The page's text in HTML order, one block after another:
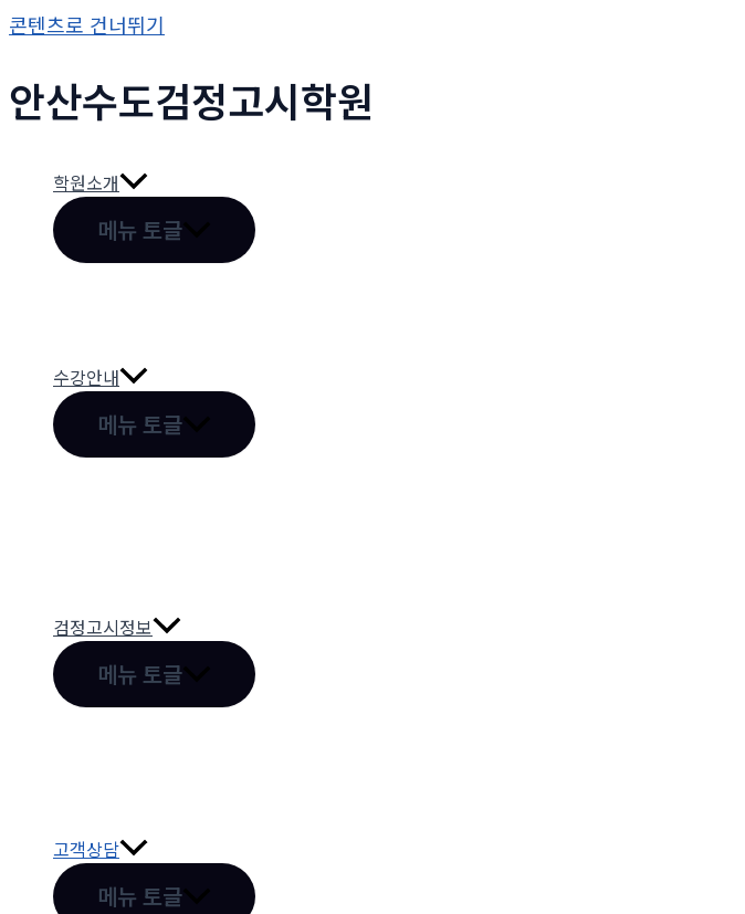
콘텐츠로 건너뛰기
안산수도검정고시학원
학원소개
메뉴 토글
수강안내
메뉴 토글
검정고시정보
메뉴 토글
고객상담
메뉴 토글